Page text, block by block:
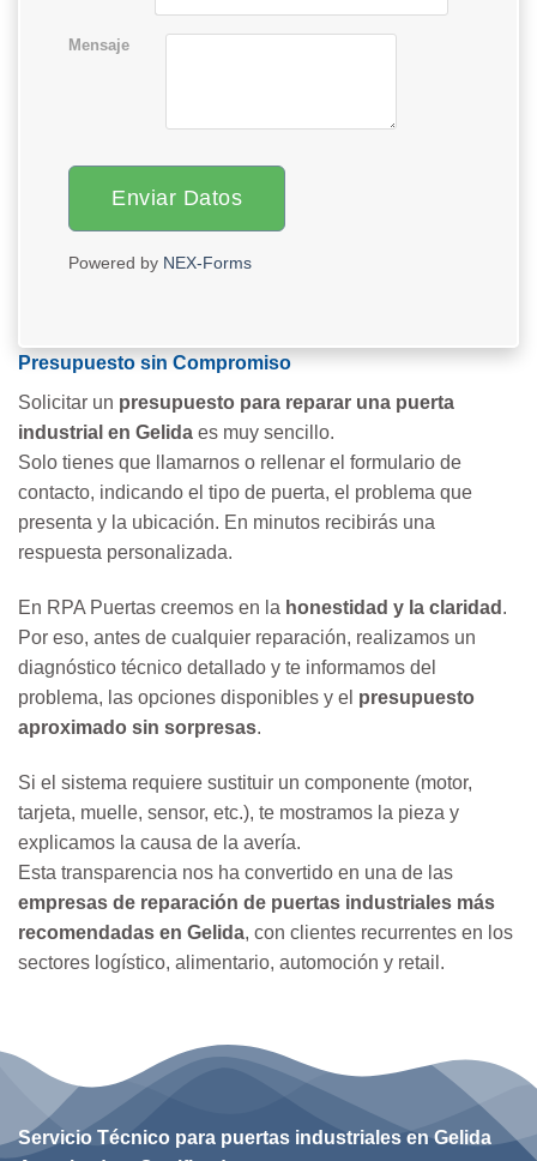
Mensaje
Enviar Datos
Powered by NEX-Forms
Presupuesto sin Compromiso
Solicitar un presupuesto para reparar una puerta
industrial en Gelida es muy sencillo.
Solo tienes que llamarnos o rellenar el formulario de
contacto, indicando el tipo de puerta, el problema que
presenta y la ubicación. En minutos recibirás una
respuesta personalizada.
En RPA Puertas creemos en la honestidad y la claridad .
Por eso, antes de cualquier reparación, realizamos un
diagnóstico técnico detallado y te informamos del
problema, las opciones disponibles y el presupuesto
aproximado sin sorpresas.
Si el sistema requiere sustituir un componente (motor,
tarjeta, muelle, sensor, etc.), te mostramos la pieza y
explicamos la causa de la avería.
Esta transparencia nos ha convertido en una de las
empresas de reparación de puertas industriales más
recomendadas en Gelida, con clientes recurrentes en los
sectores logístico, alimentario, automoción y retail.
Servicio Técnico para puertas industriales en Gelida